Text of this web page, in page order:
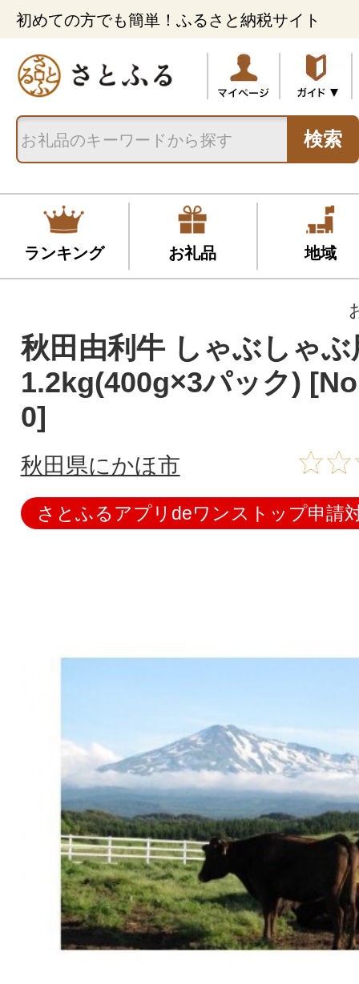
初めての方でも簡単！ふるさと納税サイト
検索
ランキング お礼品 地域
秋田由利牛 しゃぶしゃ
1.2kg(400g×3パック)
0]
秋田県にかほ市
さとふるアプリdeワンストップ申請